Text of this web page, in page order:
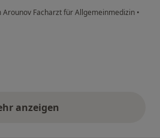
Arounov Facharzt für Allgemeinmedizin •
anzeigen
obige Stellungnahmen